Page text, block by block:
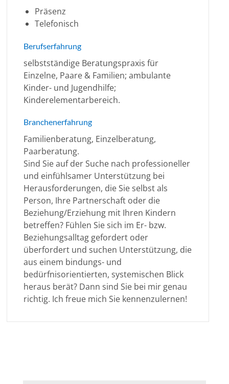
Präsenz
Telefonisch
Berufserfahrung
selbstständige Beratungspraxis für
Einzelne, Paare & Familien; ambulante
Kinder- und Jugendhilfe;
Kinderelementarbereich.
Branchenerfahrung
Familienberatung, Einzelberatung,
Paarberatung.
Sind Sie auf der Suche nach professioneller
und einfühlsamer Unterstützung bei
Herausforderungen, die Sie selbst als
Person, Ihre Partnerschaft oder die
Beziehung/Erziehung mit Ihren Kindern
betreffen? Fühlen Sie sich im Er- bzw.
Beziehungsalltag gefordert oder
überfordert und suchen Unterstützung, die
aus einem bindungs- und
bedürfnisorientierten, systemischen Blick
heraus berät? Dann sind Sie bei mir genau
richtig. Ich freue mich Sie kennenzulernen!